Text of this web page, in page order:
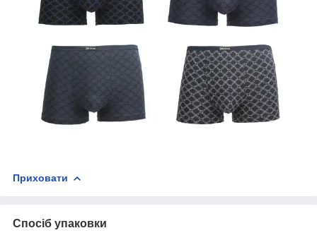
Приховати
Спосіб упаковки